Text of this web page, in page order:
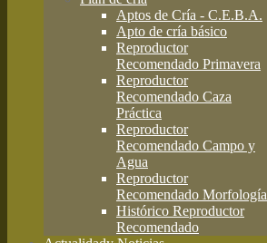
Aptos de Cría - C.E.B.A.
Apto de cría básico
Reproductor
Recomendado Primavera
Reproductor
Recomendado Caza
Práctica
Reproductor
Recomendado Campo y
Agua
Reproductor
Recomendado Morfología
Histórico Reproductor
Recomendado